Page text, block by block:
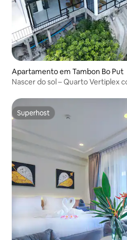
Apartamento em Tambon Bo Put
Nascer do sol – Quarto Vertiplex
Superhost
Superhost